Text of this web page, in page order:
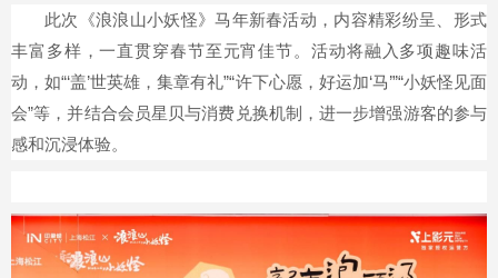
此次《浪浪山小妖怪》马年新春活动，内容精彩纷呈、形式
丰富多样，一直贯穿春节至元宵佳节。活动将融入多项趣味活
动，如“‘盖’世英雄，集章有礼”“许下心愿，好运加‘马’”“小妖怪见面
会”等，并结合会员星贝与消费兑换机制，进一步增强游客的参与
感和沉浸体验。